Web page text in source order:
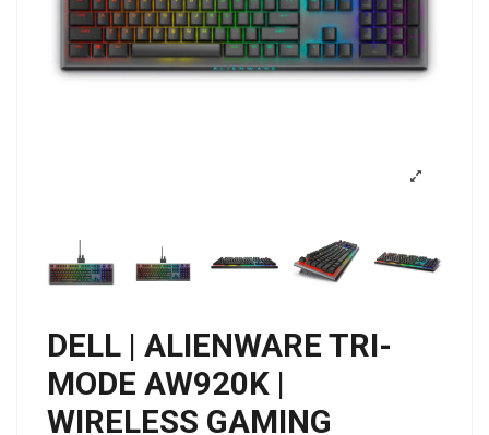
DELL | ALIENWARE TRI-
MODE AW920K |
WIRELESS GAMING